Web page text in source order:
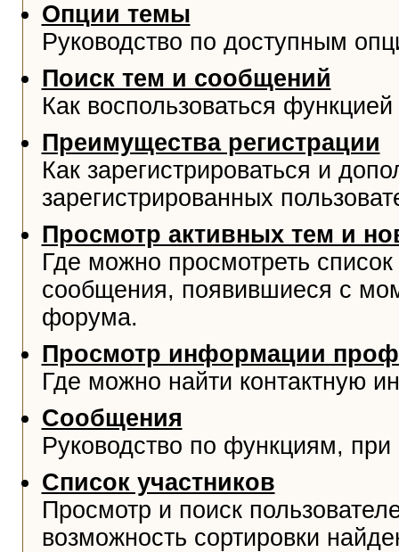
Опции темы
Руководство по доступным
Поиск тем и сообщений
Как воспользоваться
Преимущества регистрации
Как зарегистрироваться и
зарегистрированных
Просмотр активных тем и
Где можно просмотреть
сообщения, появившиеся с
форума.
Просмотр информации
Где можно найти контактную
Сообщения
Руководство по функциям,
Список участников
Просмотр и поиск
возможность сортировки